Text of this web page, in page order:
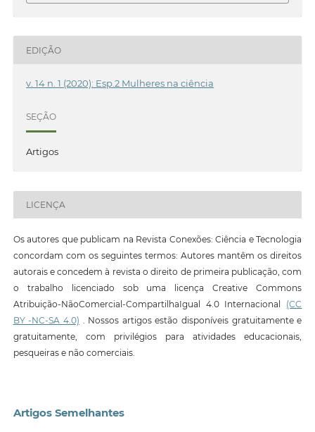
EDIÇÃO
v. 14 n. 1 (2020): Esp.2 Mulheres na ciência
SEÇÃO
Artigos
LICENÇA
Os autores que publicam na Revista Conexões: Ciência e Tecnologia
concordam com os seguintes termos: Autores mantêm os direitos
autorais e concedem à revista o direito de primeira publicação, com
o trabalho licenciado sob uma licença Creative Commons
Atribuição-NãoComercial-CompartilhaIgual 4.0 Internacional (CC
BY -NC-SA 4.0) . Nossos artigos estão disponíveis gratuitamente e
gratuitamente, com privilégios para atividades educacionais,
pesqueiras e não comerciais.
Artigos Semelhantes